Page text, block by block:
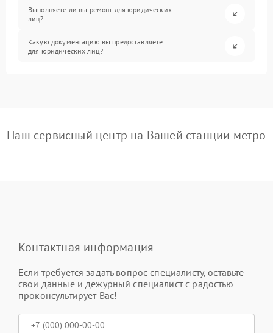
Выполняете ли вы ремонт для юридических
лиц?
Какую документацию вы предоставляете
для юридических лиц?
Наш сервисный центр на Вашей станции метро
Контактная информация
Если требуется задать вопрос специалисту, оставьте
свои данные и дежурный специалист с радостью
проконсультирует Вас!